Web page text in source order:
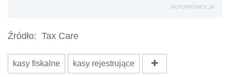
AUTOPROMOCJA
Źródło: Tax Care
kasy fiskalne kasy rejestrujące